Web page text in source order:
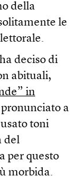
della
le
deciso di
abituali,
in
a
toni
del
per questo
morbida.